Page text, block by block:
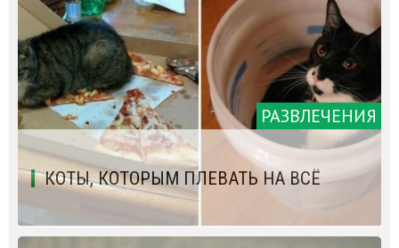
РАЗВЛЕЧЕНИЯ
КОТЫ, КОТОРЫМ ПЛЕВАТЬ НА ВСЁ